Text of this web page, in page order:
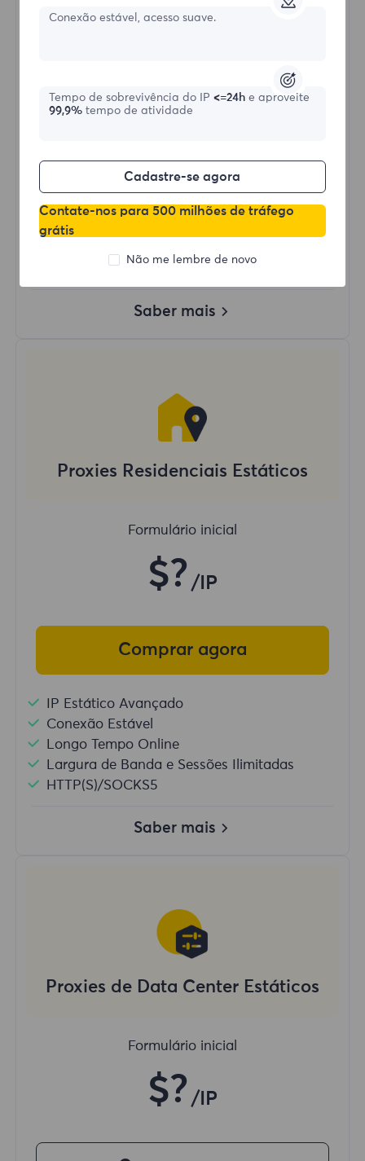
Formulário inicial
Uso Ilimitado de IP
Mais de 50 regiões ao redor do mundo
Proxy Residencial Dinâmico Real
Saber mais
Proxies Residenciais Estáticos
Formulário inicial
$? /IP
Comprar agora
IP Estático Avançado
Conexão Estável
Longo Tempo Online
Largura de Banda e Sessões Ilimitadas
HTTP(S)/SOCKS5
Saber mais
Proxies de Data Center Estáticos
Formulário inicial
$? /IP
Conexão estável, acesso suave.
Tempo de sobrevivência do IP <=24h e aproveite
99,9%tempo de atividade
Cadastre-se agora
Contate-nos para 500 milhões de tráfego
grátis
Não me lembre de novo